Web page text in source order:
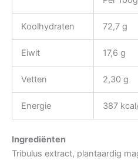
Koolhydraten 72,7 g
Eiwit 17,6 g
Vetten 2,30 g
Energie 387
Ingrediënten
Tribulus extract, plantaardig